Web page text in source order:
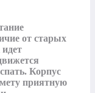
от старых
Корпус
приятную